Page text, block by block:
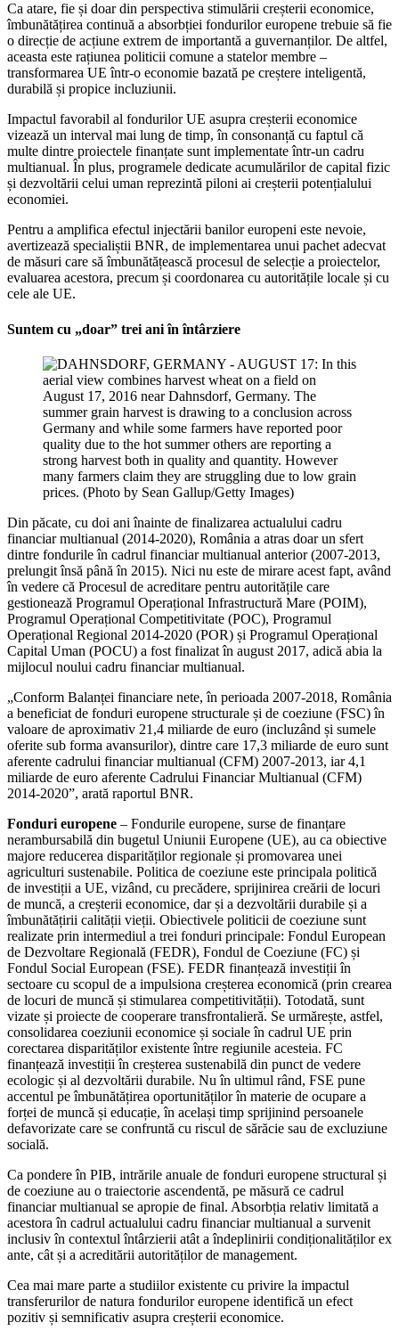
Ca atare, fie și doar din perspectiva stimulării creșterii economice,
îmbunătățirea continuă a absorbției fondurilor europene trebuie să fie
o direcție de acțiune extrem de importantă a guvernanților. De altfel,
aceasta este rațiunea politicii comune a statelor membre –
transformarea UE într-o economie bazată pe creștere inteligentă,
durabilă și propice incluziunii.
Impactul favorabil al fondurilor UE asupra creșterii economice
vizează un interval mai lung de timp, în consonanță cu faptul că
multe dintre proiectele finanțate sunt implementate într-un cadru
multianual. În plus, programele dedicate acumulărilor de capital fizic
și dezvoltării celui uman reprezintă piloni ai creșterii potențialului
economiei.
Pentru a amplifica efectul injectării banilor europeni este nevoie,
avertizează specialiștii BNR, de implementarea unui pachet adecvat
de măsuri care să îmbunătățească procesul de selecție a proiectelor,
evaluarea acestora, precum și coordonarea cu autoritățile locale și cu
cele ale UE.
Suntem cu „doar” trei ani în întârziere
Din păcate, cu doi ani înainte de finalizarea actualului cadru
financiar multianual (2014-2020), România a atras doar un sfert
dintre fondurile în cadrul financiar multianual anterior (2007-2013,
prelungit însă până în 2015). Nici nu este de mirare acest fapt, având
în vedere că Procesul de acreditare pentru autoritățile care
gestionează Programul Operațional Infrastructură Mare (POIM),
Programul Operațional Competitivitate (POC), Programul
Operațional Regional 2014-2020 (POR) și Programul Operațional
Capital Uman (POCU) a fost finalizat în august 2017, adică abia la
mijlocul noului cadru financiar multianual.
„Conform Balanței financiare nete, în perioada 2007-2018, România
a beneficiat de fonduri europene structurale și de coeziune (FSC) în
valoare de aproximativ 21,4 miliarde de euro (incluzând și sumele
oferite sub forma avansurilor), dintre care 17,3 miliarde de euro sunt
aferente cadrului financiar multianual (CFM) 2007-2013, iar 4,1
miliarde de euro aferente Cadrului Financiar Multianual (CFM)
2014-2020”, arată raportul BNR.
Fonduri europene – Fondurile europene, surse de finanțare
nerambursabilă din bugetul Uniunii Europene (UE), au ca obiective
majore reducerea disparităților regionale și promovarea unei
agriculturi sustenabile. Politica de coeziune este principala politică
de investiții a UE, vizând, cu precădere, sprijinirea creării de locuri
de muncă, a creșterii economice, dar și a dezvoltării durabile și a
îmbunătățirii calității vieții. Obiectivele politicii de coeziune sunt
realizate prin intermediul a trei fonduri principale: Fondul European
de Dezvoltare Regională (FEDR), Fondul de Coeziune (FC) și
Fondul Social European (FSE). FEDR finanțează investiții în
sectoare cu scopul de a impulsiona creșterea economică (prin crearea
de locuri de muncă și stimularea competitivității). Totodată, sunt
vizate și proiecte de cooperare transfrontalieră. Se urmărește, astfel,
consolidarea coeziunii economice și sociale în cadrul UE prin
corectarea disparităților existente între regiunile acesteia. FC
finanțează investiții în creșterea sustenabilă din punct de vedere
ecologic și al dezvoltării durabile. Nu în ultimul rând, FSE pune
accentul pe îmbunătățirea oportunităților în materie de ocupare a
forței de muncă și educație, în același timp sprijinind persoanele
defavorizate care se confruntă cu riscul de sărăcie sau de excluziune
socială.
Ca pondere în PIB, intrările anuale de fonduri europene structural și
de coeziune au o traiectorie ascendentă, pe măsură ce cadrul
financiar multianual se apropie de final. Absorbția relativ limitată a
acestora în cadrul actualului cadru financiar multianual a survenit
inclusiv în contextul întârzierii atât a îndeplinirii condiționalităților ex
ante, cât și a acreditării autorităților de management.
Cea mai mare parte a studiilor existente cu privire la impactul
transferurilor de natura fondurilor europene identifică un efect
pozitiv și semnificativ asupra creșterii economice.